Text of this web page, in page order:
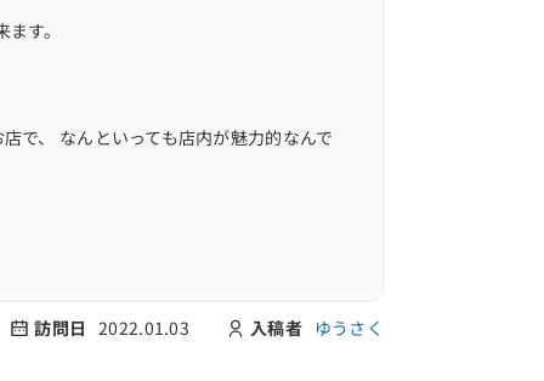
す。
で、 なんといっても店内が魅力的なんで
訪問日 2022.01.03 入稿者 ゆうさく